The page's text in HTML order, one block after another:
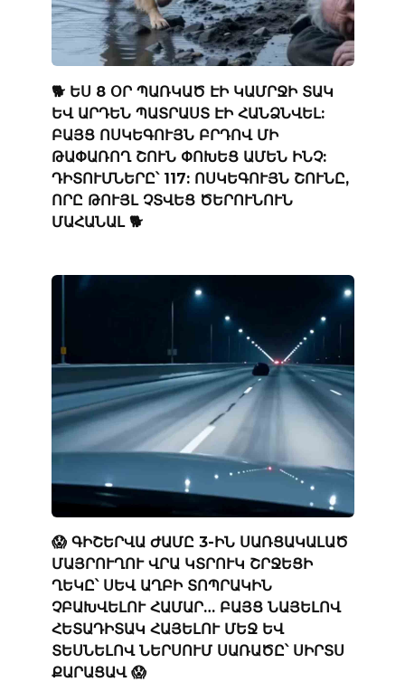
🐕 ԵՍ 8 ՕՐ ՊԱՌԿԱԾ ԷԻ ԿԱՄՐՋԻ ՏԱԿ
ԵՎ ԱՐԴԵՆ ՊԱՏՐԱՍՏ ԷԻ ՀԱՆՁՆՎԵԼ:
ԲԱՅՑ ՈՍԿԵԳՈՒՅՆ ԲՐԴՈՎ ՄԻ
ԹԱՓԱՌՈՂ ՇՈՒՆ ՓՈԽԵՑ ԱՄԵՆ ԻՆՉ:
ԴԻՏՈՒՄՆԵՐԸ՝ 117: ՈՍԿԵԳՈՒՅՆ ՇՈՒՆԸ,
ՈՐԸ ԹՈՒՅԼ ՉՏՎԵՑ ԾԵՐՈՒՆՈՒՆ
ՄԱՀԱՆԱԼ 🐕
😱 ԳԻՇԵՐՎԱ ԺԱՄԸ 3-ԻՆ ՍԱՌՑԱԿԱԼԱԾ
ՄԱՅՐՈՒՂՈՒ ՎՐԱ ԿՏՐՈՒԿ ՇՐՋԵՑԻ
ՂԵԿԸ՝ ՍԵՎ ԱՂԲԻ ՏՈՊՐԱԿԻՆ
ՉԲԱԽՎԵԼՈՒ ՀԱՄԱՐ… ԲԱՅՑ ՆԱՅԵԼՈՎ
ՀԵՏԱԴԻՏԱԿ ՀԱՅԵԼՈՒ ՄԵՋ ԵՎ
ՏԵՍՆԵԼՈՎ ՆԵՐՍՈՒՄ ՍԱՌԱԾԸ՝ ՍԻՐՏՍ
ՔԱՐԱՑԱՎ 😱